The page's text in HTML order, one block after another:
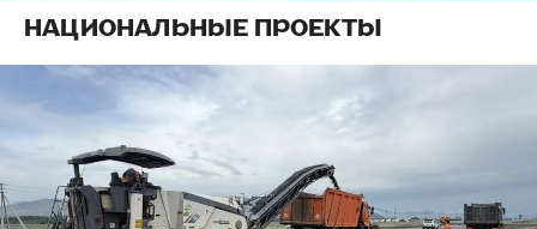
НАЦИОНАЛЬНЫЕ ПРОЕКТЫ